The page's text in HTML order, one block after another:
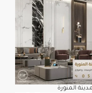
المنورة